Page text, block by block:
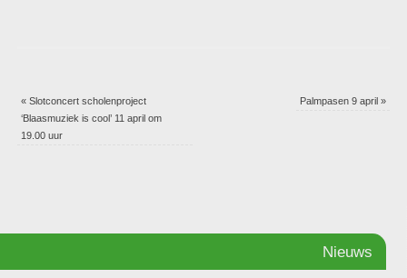
«Slotconcert scholenproject
‘Blaasmuziek is cool’ 11 april om
19.00 uur
Palmpasen 9 april»
Nieuws